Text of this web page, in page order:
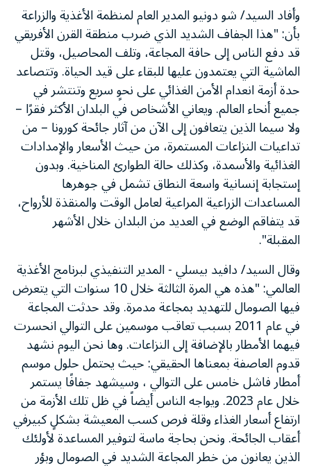
وأفاد السيد/ شو دونيو المدير العام لمنظمة الأغذية والزراعة
بأن: "هذا الجفاف الشديد الذي ضرب منطقة القرن الأفريقي
قد دفع الناس إلى حافة المجاعة، وتلف المحاصيل، وقتل
الماشية التي يعتمدون عليها للبقاء على قيد الحياة. وتتصاعد
حدة أزمة انعدام الأمن الغذائي على نحوٍ سريع وتنتشر في
جميع أنحاء العالم. ويعاني الأشخاص في البلدان الأكثر فقرًا –
ولا سيما الذين يتعافون إلى الآن من آثار جائحة كورونا – من
تداعيات النزاعات المستمرة، من حيث الأسعار والإمدادات
الغذائية والأسمدة، وكذلك حالة الطوارئ المناخية. وبدون
إستجابة إنسانية واسعة النطاق تشمل في جوهرها
المساعدات الزراعية المراعية لعامل الوقت والمنقذة للأرواح،
قد يتفاقم الوضع في العديد من البلدان خلال الأشهر
المقبلة".
وقال السيد/ دافيد بيسلي - المدير التنفيذي لبرنامج الأغذية
العالمي: "هذه هي المرة الثالثة خلال 10 سنوات التي يتعرض
فيها الصومال للتهديد بمجاعة مدمرة. وقد حدثت المجاعة
في عام 2011 بسبب تعاقب موسمين على التوالي انحسرت
فيهما الأمطار بالإضافة إلى النزاعات. وها نحن اليوم نشهد
قدوم العاصفة بمعناها الحقيقي: حيث يحتمل حلول موسم
أمطار فاشل خامس على التوالي ، وسيشهد جفافًا يستمر
خلال عام 2023. ويواجه الناس أيضاً في ظل تلك الأزمة من
ارتفاع أسعار الغذاء وقلة فرص كسب المعيشة بشكلٍ كبيرفي
أعقاب الجائحة. ونحن بحاجة ماسة لتوفير المساعدة لأولئك
الذين يعانون من خطر المجاعة الشديد في الصومال وبؤر